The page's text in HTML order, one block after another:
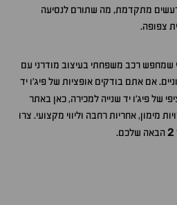
מתקדמת, מה שתורם לנסיעה
צפופה.
שמחפש רכב משפחתי בעיצוב מודרני עם
אם אתם בודקים אופציות של פיג'ו יד
של פיג'ו יד שנייה למכירה, כאן באתר
מימון, אחריות רחבה וליווי מקצועי. צרו
2הבאה שלכם.